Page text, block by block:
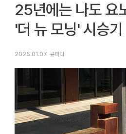
25년에는 나도 요
'더 뉴 모닝' 시승기
2025.01.07 큐피디